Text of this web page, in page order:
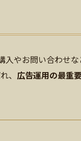
入やお問い合わせ
、 広告運用の最重